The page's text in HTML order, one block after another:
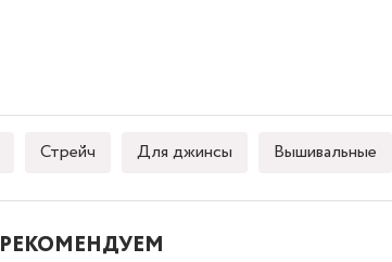
Стрейч Для джинсы Вышивальные
РЕКОМЕНДУЕМ